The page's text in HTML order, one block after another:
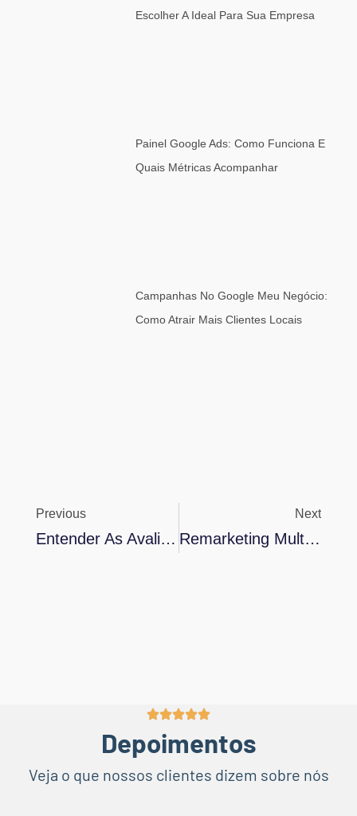
Escolher A Ideal Para Sua Empresa
Painel Google Ads: Como Funciona E
Quais Métricas Acompanhar
Campanhas No Google Meu Negócio:
Como Atrair Mais Clientes Locais
Previous
Entender As Avaliações Ausentes E Atrasadas: Guia Completo Para Identificar E Resolver Problemas Com Avaliações Online
Next
Remarketing Multicanal
Depoimentos
Veja o que nossos clientes dizem sobre nós